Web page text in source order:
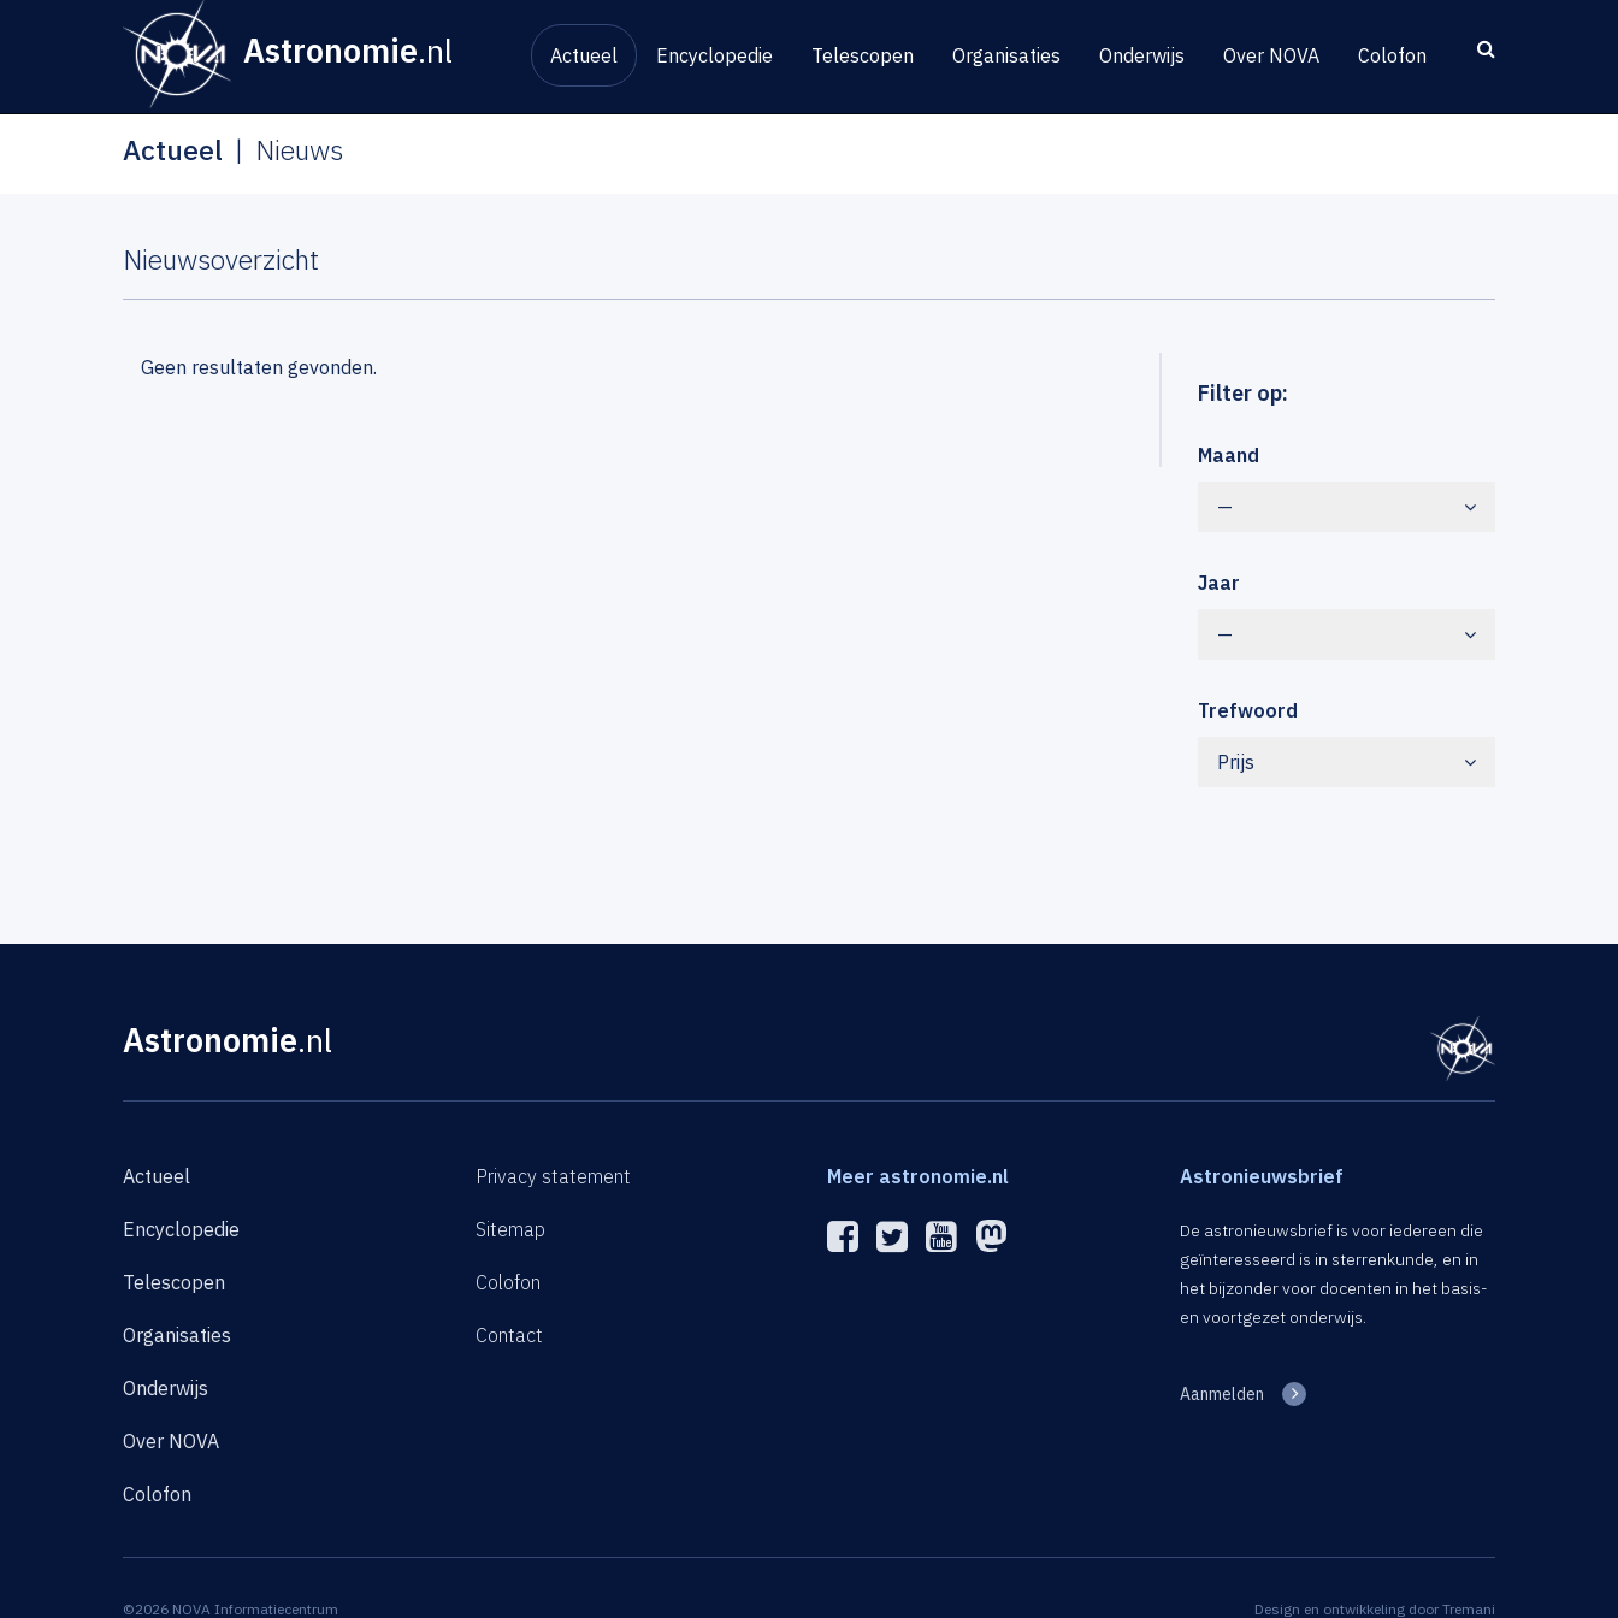
Astronomie.nl Actueel Encyclopedie Telescopen Organisaties Onderwijs Over NOVA Colofon
Actueel Nieuws
Nieuwsoverzicht
Filter op:
Maand
—
Jaar
—
Trefwoord
Prijs
Geen resultaten gevonden.
Astronomie.nl
Actueel
Encyclopedie
Telescopen
Organisaties
Onderwijs
Over NOVA
Colofon
Privacy statement
Sitemap
Colofon
Contact
Meer astronomie.nl Astronieuwsbrief
De astronieuwsbrief is voor iedereen die
geïnteresseerd is in sterrenkunde, en in
het bijzonder voor docenten in het basis-
en voortgezet onderwijs.
Aanmelden
©2026 NOVA Informatiecentrum Design en ontwikkeling door Tremani